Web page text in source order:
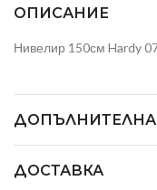
ОПИСАНИЕ
Нивелир 150см Hardy
ДОСТАВКА